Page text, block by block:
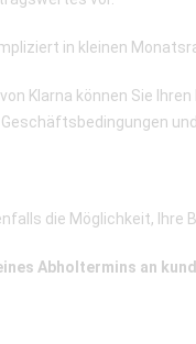
in kleinen
Klarna können Sie
die Möglichkeit, Ihre
Abholtermins an